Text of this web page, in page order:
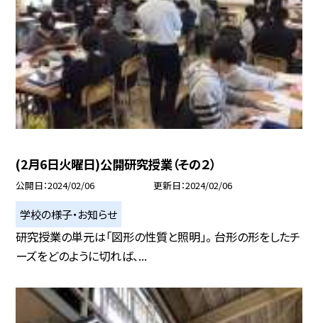
(2月6日火曜日)公開研究授業（その２）
公開日 2024/02/06 更新日 2024/02/06
学校の様子・お知らせ
研究授業の単元は「図形の性質と照明」。 台形の形をしたチ
ーズをどのように切れば、...